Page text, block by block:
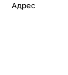
Адрес